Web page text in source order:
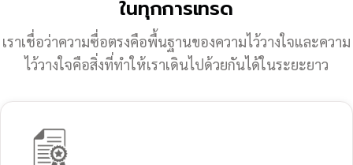
ในทุกการเทรด
เราเชื่อว่าความซื่อตรงคือพื้นฐานของความไว้วางใจและความ
ไว้วางใจคือสิ่งที่ทำให้เราเดินไปด้วยกันได้ในระยะยาว